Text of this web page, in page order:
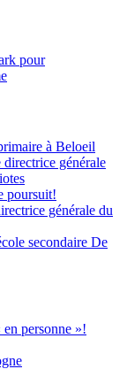
pour
à Beloeil
générale
poursuit!
générale du
secondaire De
personne »!